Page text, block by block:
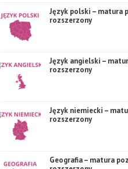
Język polski – matura
rozszerzony
Język angielski –
rozszerzony
Język niemiecki –
rozszerzony
Geografia – matura